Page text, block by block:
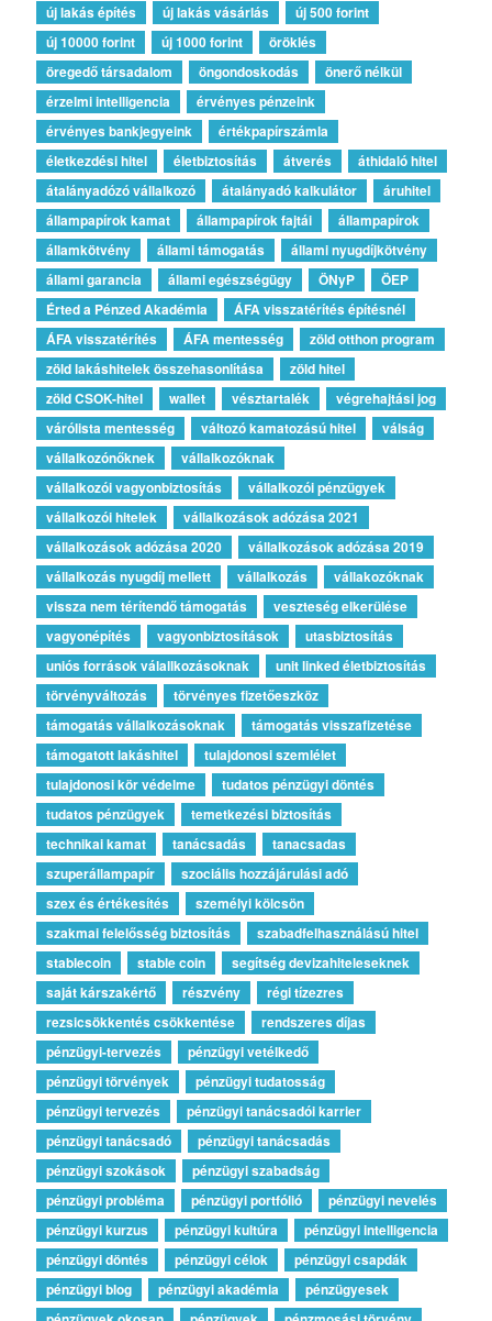
új lakás építés
új lakás vásárlás
új 500 forint
új 10000 forint
új 1000 forint
öröklés
öregedő társadalom
öngondoskodás
önerő nélkül
érzelmi intelligencia
érvényes pénzeink
érvényes bankjegyeink
értékpapírszámla
életkezdési hitel
életbiztosítás átverés
áthidaló hitel
átalányadózó vállalkozó
átalányadó kalkulátor
áruhitel
állampapírok kamat
állampapírok fajtái
állampapírok
államkötvény
állami támogatás
állami nyugdíjkötvény
állami garancia
állami egészségügy ÖNyP
ÖEP
Érted a Pénzed Akadémia
ÁFA visszatérítés építésnél
ÁFA visszatérítés
ÁFA mentesség
zöld otthon program
zöld lakáshitelek összehasonlítása
zöld hitel
zöld CSOK-hitel
wallet vésztartalék
végrehajtási jog
várólista mentesség
változó kamatozású hitel
válság
vállalkozónőknek
vállalkozóknak
vállalkozói vagyonbiztosítás
vállalkozói pénzügyek
vállalkozói hitelek
vállalkozások adózása 2021
vállalkozások adózása 2020
vállalkozások adózása 2019
vállalkozás nyugdíj mellett
vállalkozás
vállakozóknak
vissza nem térítendő támogatás
veszteség elkerülése
vagyonépítés
vagyonbiztosítások
utasbiztosítás
uniós források válallkozásoknak
unit linked életbiztosítás
törvényváltozás
törvényes fizetőeszköz
támogatás vállalkozásoknak
támogatás visszafizetése
támogatott lakáshitel
tulajdonosi szemlélet
tulajdonosi kör védelme
tudatos pénzügyi döntés
tudatos pénzügyek
temetkezési biztosítás
technikai kamat
tanácsadás
tanacsadas
szuperállampapír
szociális hozzájárulási adó
szex és értékesítés
személyi kölcsön
szakmai felelősség biztosítás
szabadfelhasználású hitel
stablecoin
stable coin
segítség devizahiteleseknek
saját kárszakértő
részvény
régi tízezres
rezsicsökkentés csökkentése
rendszeres díjas
pénzügyi-tervezés
pénzügyi vetélkedő
pénzügyi törvények
pénzügyi tudatosság
pénzügyi tervezés
pénzügyi tanácsadói karrier
pénzügyi tanácsadó
pénzügyi tanácsadás
pénzügyi szokások
pénzügyi szabadság
pénzügyi probléma
pénzügyi portfólió
pénzügyi nevelés
pénzügyi kurzus
pénzügyi kultúra
pénzügyi intelligencia
pénzügyi döntés
pénzügyi célok
pénzügyi csapdák
pénzügyi blog
pénzügyi akadémia
pénzügyesek